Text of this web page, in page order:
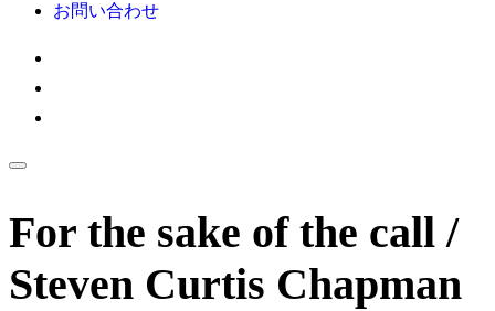
お問い合わせ
For the sake of the call /
Steven Curtis Chapman